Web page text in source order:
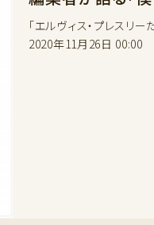
「エルヴィス・プレスリ
2020年11月26日 00:00